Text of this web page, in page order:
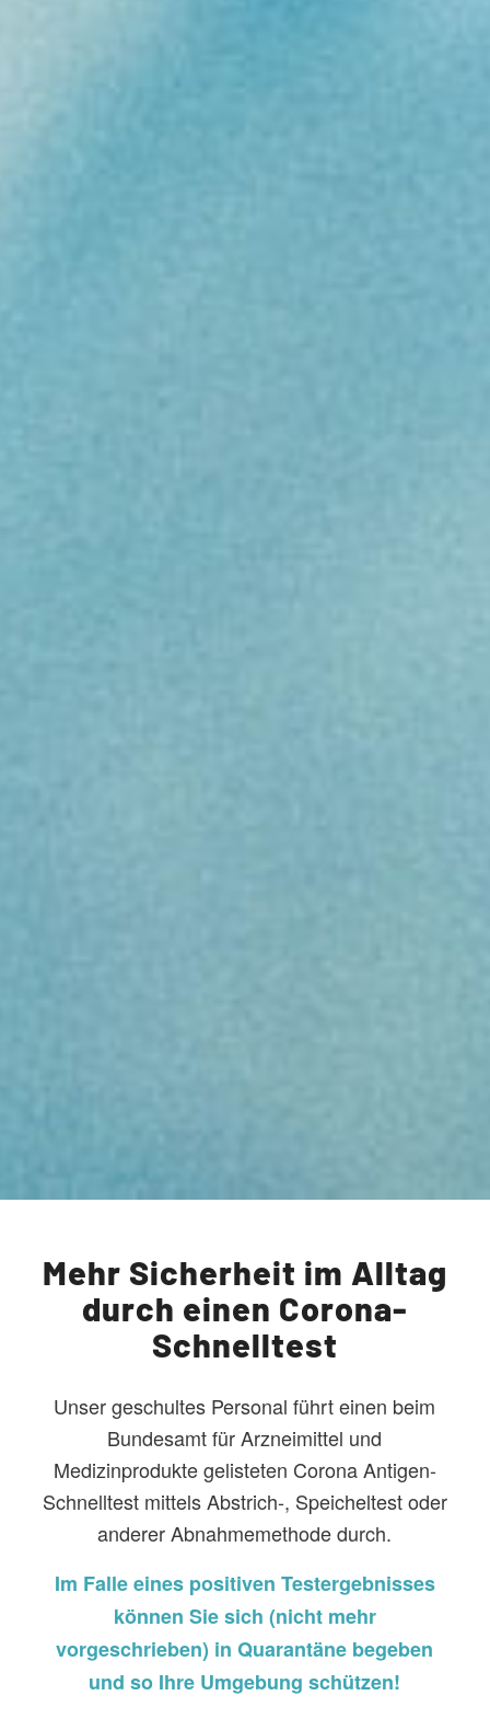
Mehr Sicherheit im Alltag
durch einen Corona-
Schnelltest
Unser geschultes Personal führt einen beim
Bundesamt für Arzneimittel und
Medizinprodukte gelisteten Corona Antigen-
Schnelltest mittels Abstrich-, Speicheltest oder
anderer Abnahmemethode durch.
Im Falle eines positiven Testergebnisses
können Sie sich (nicht mehr
vorgeschrieben) in Quarantäne begeben
und so Ihre Umgebung schützen!